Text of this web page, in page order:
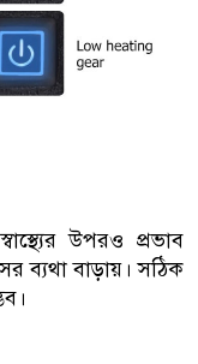
উপরও প্রভাব
ব্যথা বাড়ায়। সঠিক